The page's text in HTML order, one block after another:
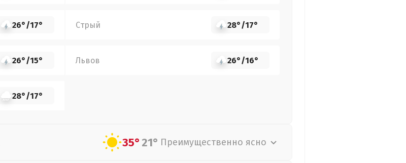
26°/17° Стрый 28°/17°
26°/15° Львов 26°/16°
28°/17°
35°21° Преимущественно ясно